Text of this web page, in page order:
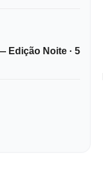
Edição Noite · 5